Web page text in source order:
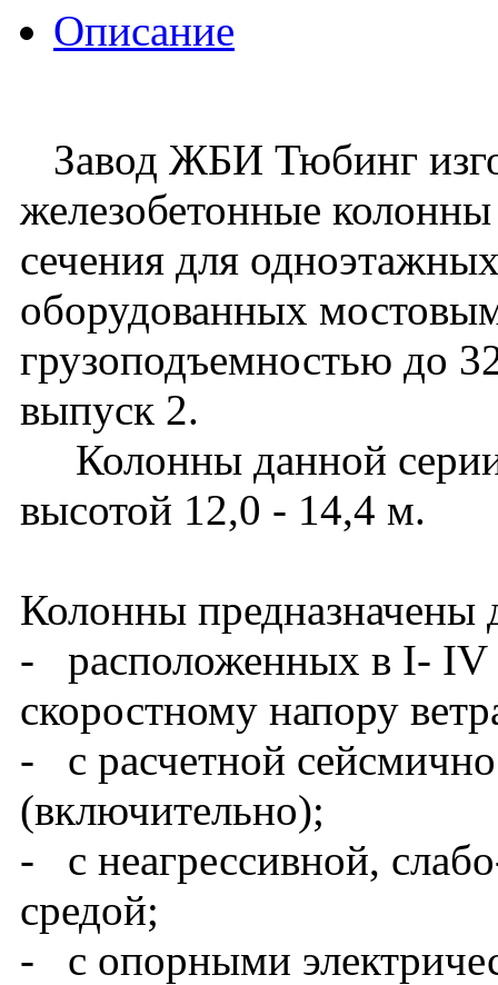
Описание
Завод ЖБИ Тюбинг
железобетонные
сечения для
оборудованных
грузоподъемностью до
выпуск 2.
Колонны данной
высотой 12,0 - 14,4 м.
Колонны предназначены
- расположенных в I- IV
скоростному напору
- с расчетной
(включительно);
- с неагрессивной,
средой;
- с опорными